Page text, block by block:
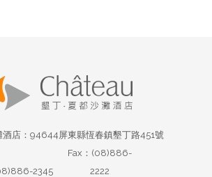
酒店：94644屏東縣恆春鎮墾丁路451號
2345
Fax：(08)886-
2222